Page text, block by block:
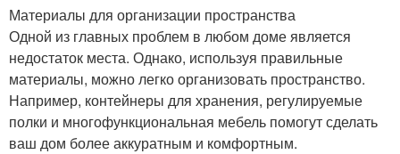
Лайфхаки для готовки
Лайфхаки из
пластиковых бутылок
Материалы для организации пространства
Одной из главных проблем в любом доме является
недостаток места. Однако, используя правильные
материалы, можно легко организовать пространство.
Например, контейнеры для хранения, регулируемые
полки и многофункциональная мебель помогут сделать
ваш дом более аккуратным и комфортным.